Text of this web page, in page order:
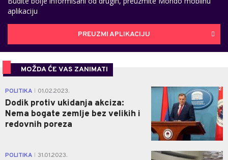
aplikaciju
PREUZMI APLIKACIJU
MOŽDA ĆE VAS ZANIMATI
POLITIKA 01.02.2023.
Dodik protiv ukidanja akciza:
Nema bogate zemlje bez velikih i
redovnih poreza
2
POLITIKA 31.01.2023. 0